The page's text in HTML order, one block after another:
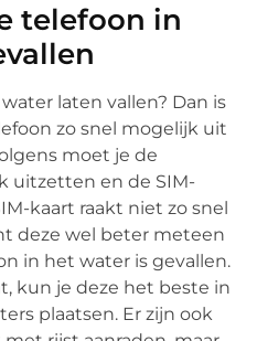
telefoon in
laten vallen? Dan is
zo snel mogelijk uit
moet je de
uitzetten en de SIM-
kaart raakt niet zo snel
deze wel beter meteen
in het water is gevallen.
kun je deze het beste in
plaatsen. Er zijn ook